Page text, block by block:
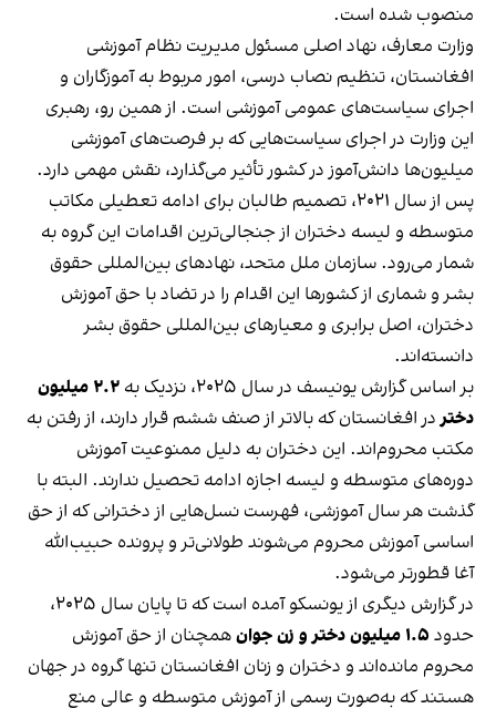
منصوب شده است.
وزارت معارف، نهاد اصلی مسئول مدیریت نظام آموزشی
افغانستان، تنظیم نصاب درسی، امور مربوط به آموزگاران و
اجرای سیاست‌های عمومی آموزشی است. از همین رو، رهبری
این وزارت در اجرای سیاست‌هایی که بر فرصت‌های آموزشی
میلیون‌ها دانش‌آموز در کشور تأثیر می‌گذارد، نقش مهمی دارد.
پس از سال ۲۰۲۱، تصمیم طالبان برای ادامه تعطیلی مکاتب
متوسطه و لیسه دختران از جنجالی‌ترین اقدامات این گروه به
شمار می‌رود. سازمان ملل متحد، نهادهای بین‌المللی حقوق
بشر و شماری از کشورها این اقدام را در تضاد با حق آموزش
دختران، اصل برابری و معیارهای بین‌المللی حقوق بشر
دانسته‌اند.
بر اساس گزارش یونیسف در سال ۲۰۲۵، نزدیک به
۲.۲ میلیون
دختردر افغانستان که بالاتر از صنف ششم قرار دارند، از رفتن به
مکتب محروم‌اند. این دختران به دلیل ممنوعیت آموزش
دوره‌های متوسطه و لیسه اجازه ادامه تحصیل ندارند. البته با
گذشت هر سال آموزشی، فهرست نسل‌هایی از دخترانی که از حق
اساسی آموزش محروم می‌شوند طولانی‌تر و پرونده حبیب‌الله
آغا قطورتر می‌شود.
در گزارش دیگری از یونسکو آمده است که تا پایان سال ۲۰۲۵،
حدود ۱.۵ میلیون دختر و زن جوان
همچنان از حق آموزش
محروم مانده‌اند و دختران و زنان افغانستان تنها گروه در جهان
هستند که به‌صورت رسمی از آموزش متوسطه و عالی منع